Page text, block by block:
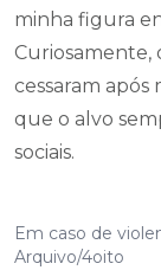
minha figura
Curiosamente,
cessaram após
que o alvo
sociais.
Em caso de
Arquivo/4oito